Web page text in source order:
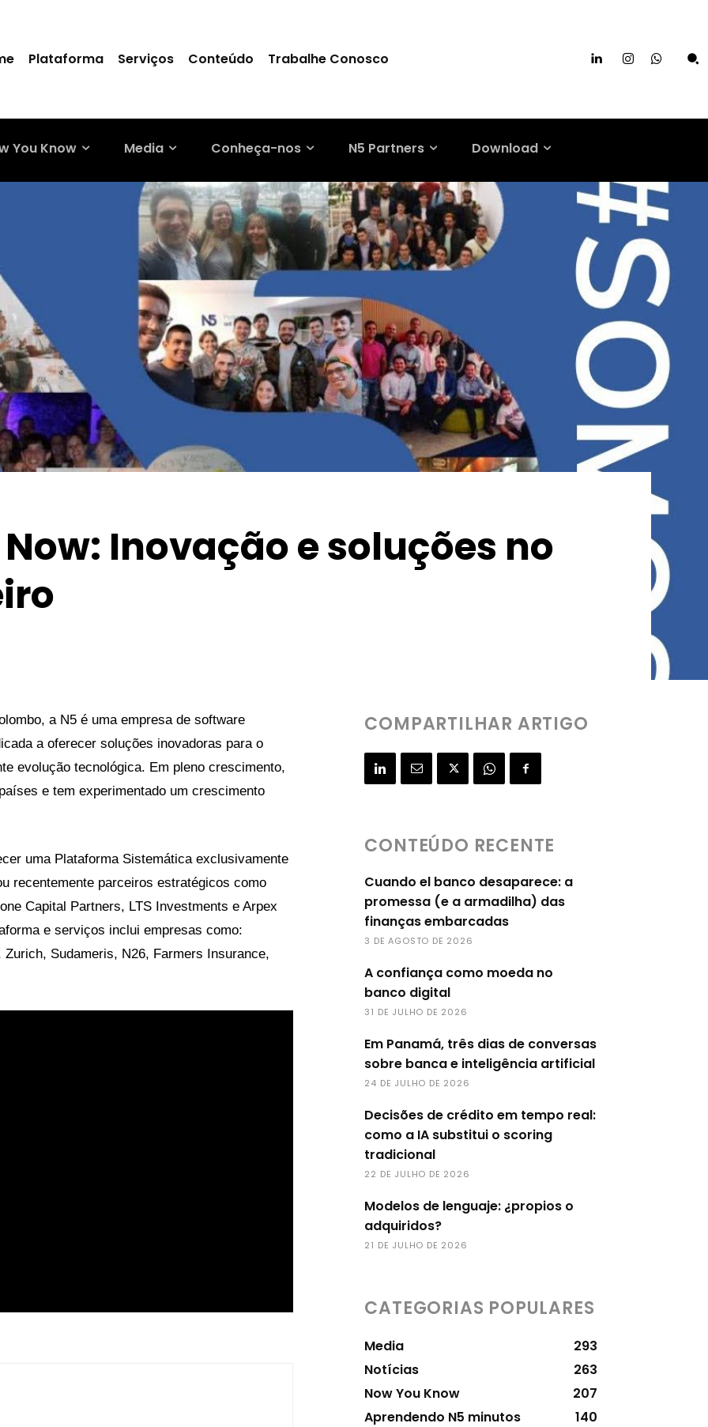
Plataforma Serviços Conteúdo Trabalhe Conosco
You Know Media Conheça-nos N5 Partners Download
Inovação e soluções no
a N5 é uma empresa de software
a oferecer soluções inovadoras para o
evolução tecnológica. Em pleno crescimento,
e tem experimentado um crescimento
uma Plataforma Sistemática exclusivamente
recentemente parceiros estratégicos como
Capital Partners, LTS Investments e Arpex
e serviços inclui empresas como:
Sudameris, N26, Farmers Insurance,
COMPARTILHAR ARTIGO
CONTEÚDO RECENTE
Cuando el banco desaparece: a
promessa (e a armadilha) das
finanças embarcadas
3 DE AGOSTO DE 2026
A confiança como moeda no
banco digital
31 DE JULHO DE 2026
Em Panamá, três dias de conversas
sobre banca e inteligência artificial
24 DE JULHO DE 2026
Decisões de crédito em tempo real:
como a IA substitui o scoring
tradicional
22 DE JULHO DE 2026
Modelos de lenguaje: ¿propios o
adquiridos?
21 DE JULHO DE 2026
CATEGORIAS POPULARES
Media
293
Notícias
263
Now You Know
207
Aprendendo N5 minutos
140